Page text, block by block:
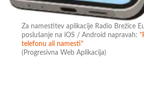
Za namestitev aplikacije Radio Brežice
poslušanje na iOS / Android napravah:
telefonu ali namesti"
(Progresivna Web Aplikacija)